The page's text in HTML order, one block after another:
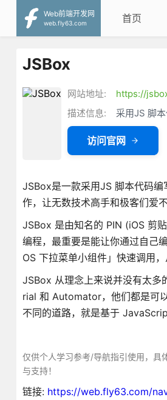
Web前端开发网
web.fly63.com
首页
JSBox
网站地址:
https://
描述信息:
采用JS 脚
访问官网
JSBox是一款采用JS 脚本代码编
作，让无数技术高手和极客们爱
JSBox 是由知名的 PIN (iOS 剪
编程，最重要是能让你通过自己
OS 下拉菜单小组件」快速调用
JSBox 从理念上来说并没有太多
rial 和 Automator，他们都是可
不同的道路，就是基于
仅供个人学习参考/导航指引使用，具
与支持！
链接: https://web.fly63.com/